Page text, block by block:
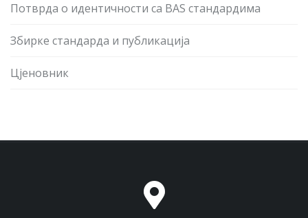
Потврда о идентичности са BAS стандардима
Збирке стандарда и публикација
Цјеновник